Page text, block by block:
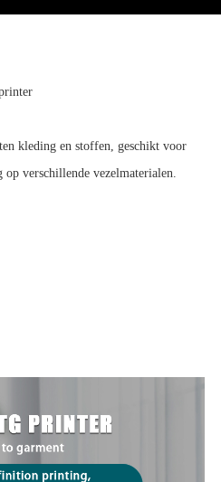
kleding en stoffen, geschikt voor
verschillende vezelmaterialen.